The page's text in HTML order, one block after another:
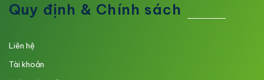
Quy định & Chính sách
Liên hệ
Tài khoản